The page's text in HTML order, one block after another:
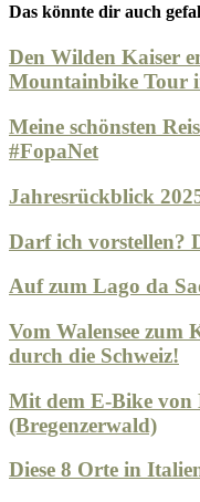
Das könnte dir auch
Den Wilden Kaiser
Mountainbike Tour
Meine schönsten
#FopaNet
Jahresrückblick
Darf ich vorstellen?
Auf zum Lago da
Vom Walensee zum
durch die Schweiz!
Mit dem E-Bike von
(Bregenzerwald)
Diese 8 Orte in